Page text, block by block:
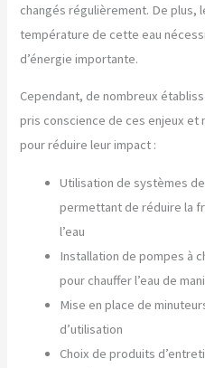
changés régulièrement. De plus,
température de cette eau
d’énergie importante.
Cependant, de nombreux
pris conscience de ces enjeux
pour réduire leur impact :
Utilisation de systèmes
permettant de réduire la
l’eau
Installation de pompes à
pour chauffer l’eau de
Mise en place de
d’utilisation
Choix de produits